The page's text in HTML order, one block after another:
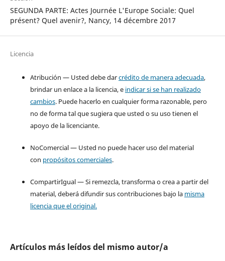
SEGUNDA PARTE: Actes Journée L'Europe Sociale: Quel
présent? Quel avenir?, Nancy, 14 décembre 2017
Licencia
Atribución — Usted debe darcrédito de manera adecuada,
brindar un enlace a la licencia, e indicar si se han realizado
cambios. Puede hacerlo en cualquier forma razonable, pero
no de forma tal que sugiera que usted o su uso tienen el
apoyo de la licenciante.
NoComercial — Usted no puede hacer uso del material
con propósitos comerciales.
CompartirIgual — Si remezcla, transforma o crea a partir del
material, deberá difundir sus contribuciones bajo la misma
licencia que el original.
Artículos más leídos del mismo autor/a